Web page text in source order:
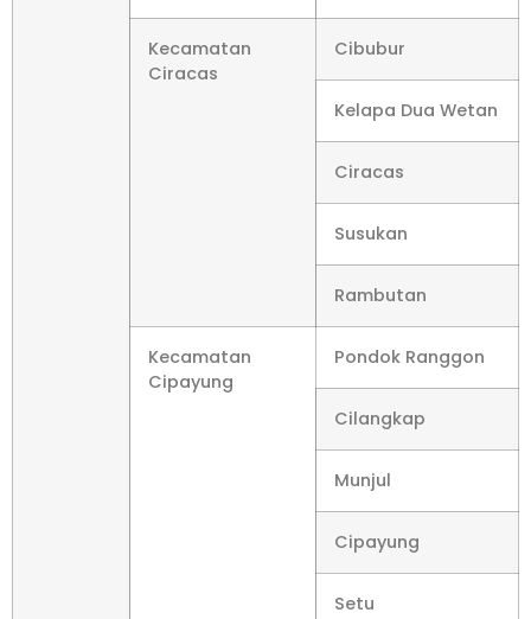
Kecamatan
Ciracas
Cibubur
Kelapa Dua Wetan
Ciracas
Susukan
Rambutan
Kecamatan
Cipayung
Pondok Ranggon
Cilangkap
Munjul
Cipayung
Setu